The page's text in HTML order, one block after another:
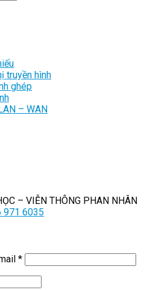
truyền hình
ghép
– WAN
– VIỄN THÔNG PHAN NHÂN
971 6035
*